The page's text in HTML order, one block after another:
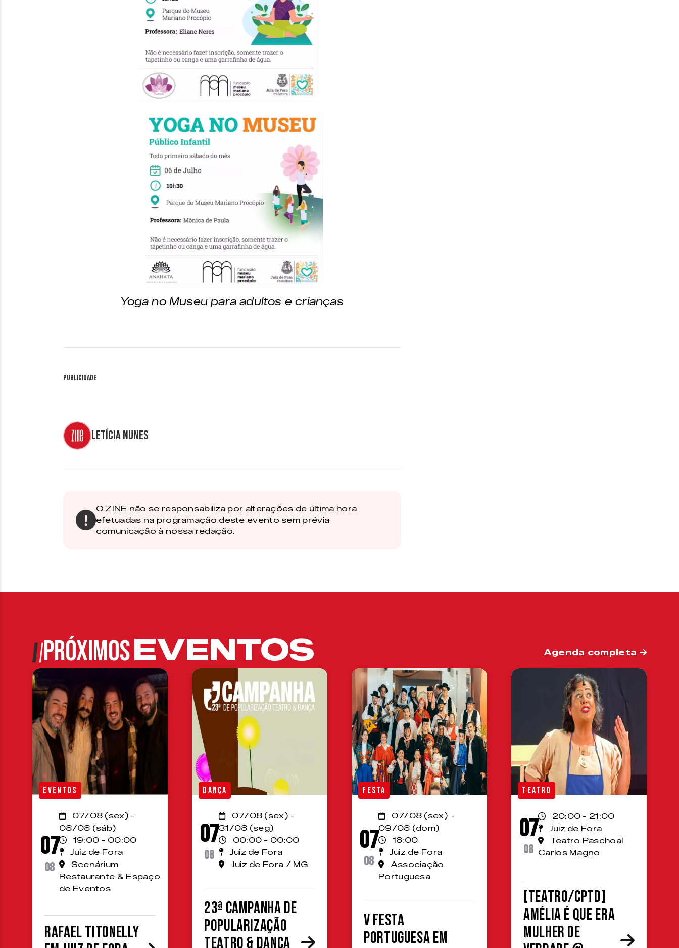
Yoga no Museu para adultos e crianças
Publicidade
Letícia Nunes
O ZINE não se responsabiliza por alterações de última hora
efetuadas na programação deste evento sem prévia
comunicação à nossa redação.
PRÓXIMOSEVENTOS Agenda completa
EVENTOS
07
08
07/08 (sex) -
08/08 (sáb)
19:00 - 00:00
Juiz de Fora
Scenárium
Restaurante & Espaço
de Eventos
Rafael Titonelly
DANÇA
07
08
07/08 (sex) -
31/08 (seg)
00:00 - 00:00
Juiz de Fora
Juiz de Fora / MG
23ª Campanha de
Popularização
Teatro & Dança
FESTA
07
08
07/08 (sex) -
09/08 (dom)
18:00
Juiz de Fora
Associação
Portuguesa
V Festa
Portuguesa em
TEATRO
07
08
20:00 - 21:00
Juiz de Fora
Teatro Paschoal
Carlos Magno
[TEATRO/CPTD]
Amélia é que era
mulher de